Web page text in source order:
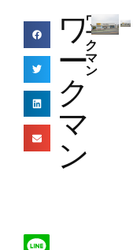
ワ
ー
ク
マ
ン
ワ
ー
ク
マ
ン